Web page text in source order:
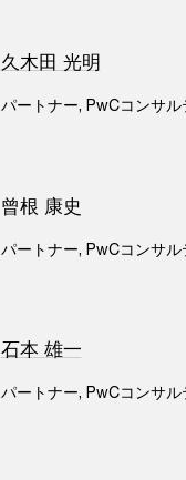
久木田 光明
パートナー, PwCコンサ
曾根 康史
パートナー, PwCコンサ
石本 雄一
パートナー, PwCコンサ